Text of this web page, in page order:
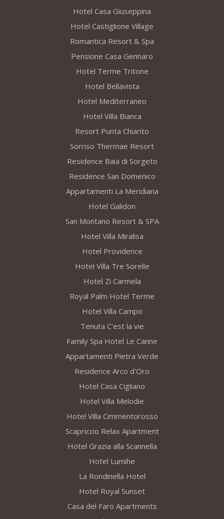
Hotel Casa Giuseppina
Hotel Castiglione Village
Romantica Resort & Spa
Pensione Casa Gennaro
Hotel Terme Tritone
Hotel Bellavista
Hotel Mediterraneo
Hotel Villa Bianca
Resort Punta Chiarito
Sorriso Thermae Resort
Residence Baia di Sorgeto
Residence San Domenico
Appartamenti La Meridiana
Hotel Galidon
San Montano Resort & SPA
Hotel Villa Miralisa
Hotel Providence
Hotel Villa Tre Sorelle
Hotel Zì Carmela
Royal Palm Hotel Terme
Hotel Villa Campo
Tenuta C'est la vie
Family Spa Hotel Le Canne
Appartamenti Pietra Verde
Residence Arco d'Oro
Hotel Casa Cigliano
Hotel Villa Melodie
Hotel Villa Cimmentorosso
Scapriccio Relax Apartment
Hotel Grazia alla Scannella
Hotel Lumihe
La Rondinella Hotel
Hotel Royal Sunset
Casa del Faro Apartments